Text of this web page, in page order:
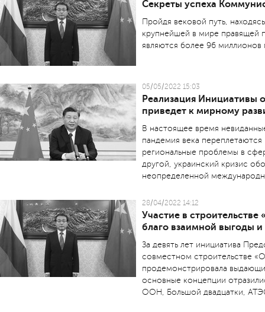
Cекреты успеха
Пройдя вековой путь,
крупнейшей в мире правящей
являются более 96 миллионов
05/05/2022 15:03
Реализация Инициативы
приведет к мирному
В настоящее время
пандемия века
региональные проблемы в
другой, украинский кризис
неопределенной
28/04/2022 14:12
Участие в
благо взаимной выгоды
За девять лет инициатива
совместном строительстве
продемонстрировала
основные концепции
ООН, Большой двадцатки,